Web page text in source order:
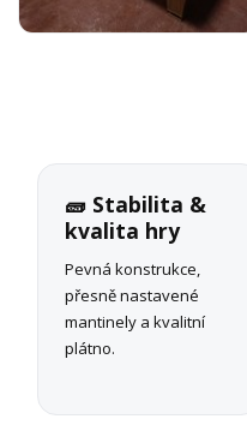
🧱 Stabilita &
kvalita hry
Pevná konstrukce,
přesně nastavené
mantinely a kvalitní
plátno.